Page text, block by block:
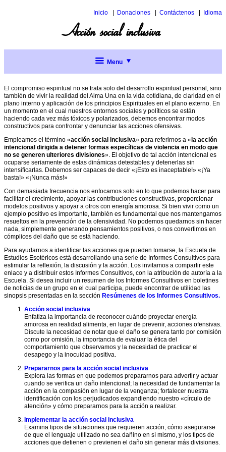
Inicio Donaciones Contáctenos
Idioma
Acción social inclusiva
Menu
social
inclusiva
Resúmenes
de los
Informes
Diálogos
sobre la
acción
social
Menú
completo
Acción
social
inclusiva
Agradecimientos
Artículos
Charlas
de
Alice
Bailey
Colaboración
intergrupo
Comprendiendo
creación
Consejos
trabajo
esotérico
Cursos
El compromiso espiritual no se trata solo del desarrollo espiritual personal, sino
también de vivir la realidad del Alma Una en la vida cotidiana, de claridad en el
plano interno y aplicación de los principios Espirituales en el plano externo. En
un momento en el cual nuestros entornos sociales y políticos se están
haciendo cada vez más tóxicos y polarizados, debemos encontrar modos
constructivos para confrontar y denunciar las acciones ofensivas.
Empleamos el término «acción social inclusiva» para referirnos a «la acción
intencional dirigida a detener formas específicas de violencia en modo que
no se generen ulteriores divisiones». El objetivo de tal acción intencional es
ocuparse seriamente de estas dinámicas detestables y detenerlas sin
intensificarlas. Debemos ser capaces de decir «¡Esto es inaceptable!» «¡Ya
basta!» «¡Nunca más!»
Con demasiada frecuencia nos enfocamos solo en lo que podemos hacer para
facilitar el crecimiento, apoyar las contribuciones constructivas, proporcionar
modelos positivos y apoyar a otros con energía amorosa. Si bien vivir como un
ejemplo positivo es importante, también es fundamental que nos mantengamos
resueltos en la prevención de la ofensividad. No podemos quedarnos sin hacer
nada, simplemente generando pensamientos positivos, o nos convertimos en
cómplices del daño que se está haciendo.
Para ayudarnos a identificar las acciones que pueden tomarse, la Escuela de
Estudios Esotéricos está desarrollando una serie de Informes Consultivos para
estimular la reflexión, la discusión y la acción. Los invitamos a compartir este
enlace y a distribuir estos Informes Consultivos, con la atribución de autoría a la
Escuela. Si desea incluir un resumen de los Informes Consultivos en boletines
de noticias de un grupo en el cual participa, puede encontrar de utilidad las
sinopsis presentadas en la sección Resúmenes de los Informes Consultivos.
Acción social inclusiva
Enfatiza la importancia de reconocer cuándo proyectar energía
amorosa en realidad alimenta, en lugar de prevenir, acciones ofensivas.
Discute la necesidad de notar que el daño se genera tanto por comisión
como por omisión, la importancia de evaluar la ética del
comportamiento que observamos y la necesidad de practicar el
desapego y la inocuidad positiva.
Prepararnos para la acción social inclusiva
Explora las formas en que podemos prepararnos para advertir y actuar
cuando se verifica un daño intencional; la necesidad de fundamentar la
acción en la compasión en lugar de la venganza; fortalecer nuestra
identificación con los perjudicados expandiendo nuestro «círculo de
atención» y cómo prepararnos para la acción a realizar.
Implementar la acción social inclusiva
Examina tipos de situaciones que requieren acción, cómo asegurarse
de que el lenguaje utilizado no sea dañino en sí mismo, y los tipos de
acciones que detienen o previenen el daño sin generar más divisiones.